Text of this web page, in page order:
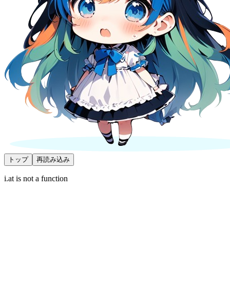
トップ 再読み込み
i.at is not a function